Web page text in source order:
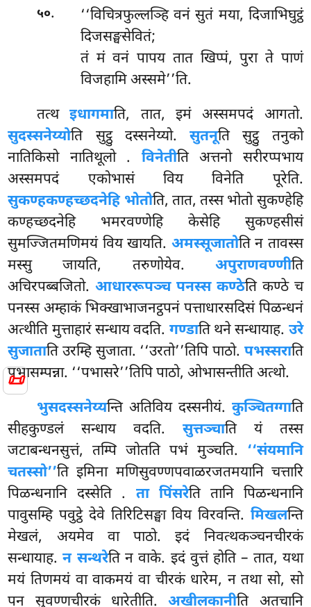
📜
५०. ‘‘विचित्रफुल्लञ्हिवनं सुतं मया, दिजाभिघुट्ठं
दिजसङ्घसेवितं;
तं मं वनं पापय तात खिप्पं, पुरा ते पाणं
विजहामि अस्समे’’ति.
तत्थइधागमाति, तात, इमं अस्समपदं आगतो.
सुदस्सनेय्योति सुट्ठु दस्सनेय्यो.सुतनूति सुट्ठु तनुको
नातिकिसो नातिथूलो . विनेतीति अत्तनो सरीरप्पभाय
अस्समपदं एकोभासं विय विनेति पूरेति.
सुकण्हकण्हच्छदनेहि भोतोति, तात, तस्स भोतो सुकण्हेहि
कण्हच्छदनेहि भमरवण्णेहि केसेहि सुकण्हसीसं
सुमज्जितमणिमयं विय खायति. अमस्सूजातोति न तावस्स
मस्सु जायति, तरुणोयेव. अपुराणवण्णीति
अचिरपब्बजितो.आधाररूपञ्च पनस्स कण्ठेति कण्ठे च
पनस्स अम्हाकं भिक्खाभाजनट्ठपनं पत्ताधारसदिसं पिळन्धनं
अत्थीति मुत्ताहारं सन्धाय वदति. गण्डाति थने सन्धायाह. उरे
सुजाताति उरम्हि सुजाता. ‘‘उरतो’’तिपि पाठो. पभस्सराति
पभासम्पन्ना. ‘‘पभासरे’’तिपि पाठो, ओभासन्तीति अत्थो.
भुसदस्सनेय्यन्ति अतिविय दस्सनीयं. कुञ्चितग्गाति
सीहकुण्डलं सन्धाय वदति. सुत्तञ्चाति यं तस्स
जटाबन्धनसुत्तं, तम्पि जोतति पभं मुञ्चति. ‘‘संयमानि
चतस्सो’’ति इमिना मणिसुवण्णपवाळरजतमयानि चत्तारि
पिळन्धनानि दस्सेति . ता पिंसरेति तानि पिळन्धनानि
पावुसम्हि पवुट्ठे देवे तिरिटिसङ्घा विय विरवन्ति. मिखलन्ति
मेखलं, अयमेव वा पाठो. इदं निवत्थकञ्चनचीरकं
सन्धायाह.न सन्थरेति न वाके. इदं वुत्तं होति – तात, यथा
मयं तिणमयं वा वाकमयं वा चीरकं धारेम, न तथा सो, सो
पन सुवण्णचीरकं धारेतीति.अखीलकानीति अतचानि